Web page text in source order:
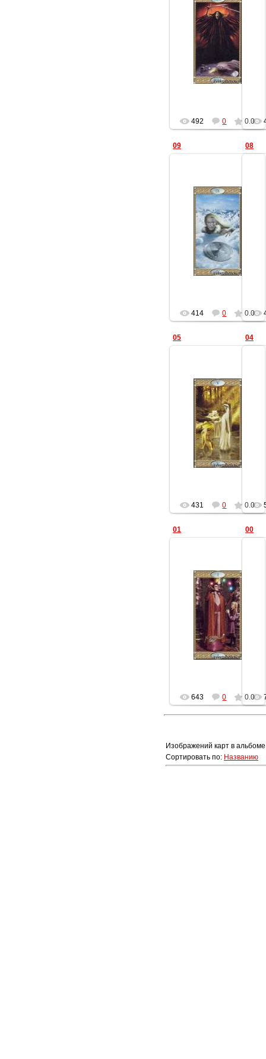
01.02.2014
492 0 0.0
09
01.02.2014
Геката
414 0 0.0
08
05
01.02.2014
Геката
431 0 0.0
04
01
01.02.2014
Геката
643 0 0.0
00
Изображений карт в альбоме
Сортировать по: Названию